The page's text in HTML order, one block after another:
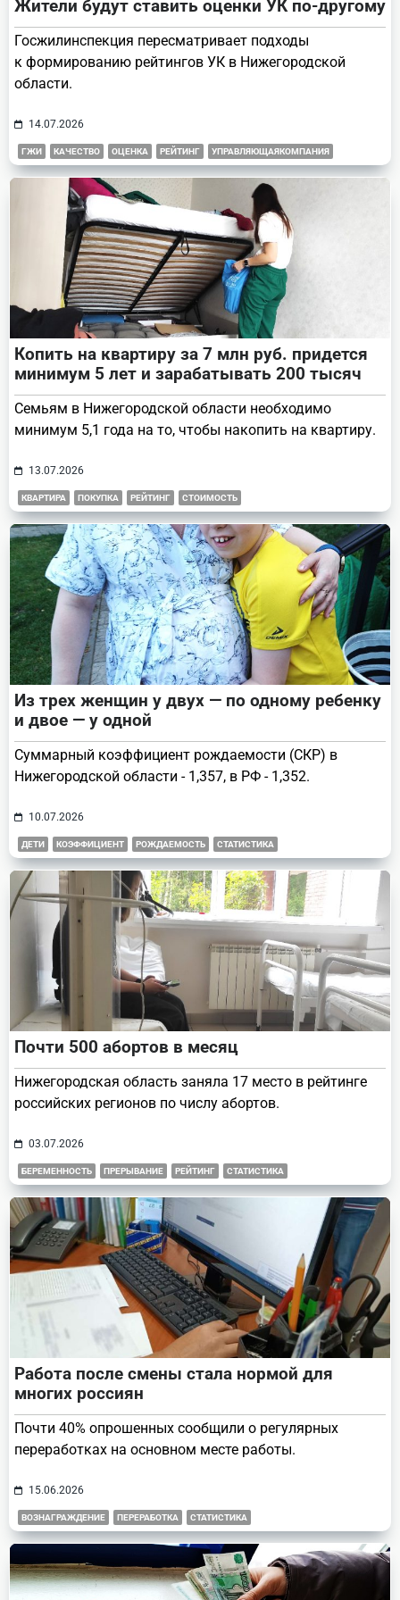
Жители будут ставить оценки УК по-другому
Госжилинспекция пересматривает подходы
к формированию рейтингов УК в Нижегородской
области.
14.07.2026
ГЖИ КАЧЕСТВО ОЦЕНКА РЕЙТИНГ УПРАВЛЯЮЩАЯКОМПАНИЯ
Копить на квартиру за 7 млн руб. придется
минимум 5 лет и зарабатывать 200 тысяч
Семьям в Нижегородской области необходимо
минимум 5,1 года на то, чтобы накопить на квартиру.
13.07.2026
КВАРТИРА ПОКУПКА РЕЙТИНГ СТОИМОСТЬ
Из трех женщин у двух — по одному ребенку
и двое — у одной
Суммарный коэффициент рождаемости (СКР) в
Нижегородской области - 1,357, в РФ - 1,352.
10.07.2026
ДЕТИ КОЭФФИЦИЕНТ РОЖДАЕМОСТЬ СТАТИСТИКА
Почти 500 абортов в месяц
Нижегородская область заняла 17 место в рейтинге
российских регионов по числу абортов.
03.07.2026
БЕРЕМЕННОСТЬ ПРЕРЫВАНИЕ РЕЙТИНГ СТАТИСТИКА
Работа после смены стала нормой для
многих россиян
Почти 40% опрошенных сообщили о регулярных
переработках на основном месте работы.
15.06.2026
ВОЗНАГРАЖДЕНИЕ ПЕРЕРАБОТКА СТАТИСТИКА